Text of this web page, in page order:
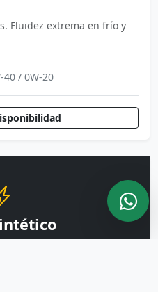
Fluidez extrema en frío y
40 / 0W-20